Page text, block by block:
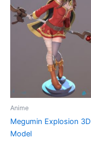
Anime
Megumin Explosion 3D
Model